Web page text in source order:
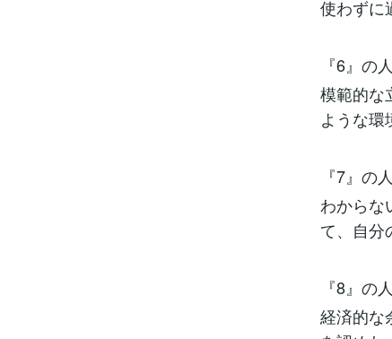
使わずに
『6』の人
模範的な
ような環
『7』の人
わからな
て、自分
『8』の人
経済的な